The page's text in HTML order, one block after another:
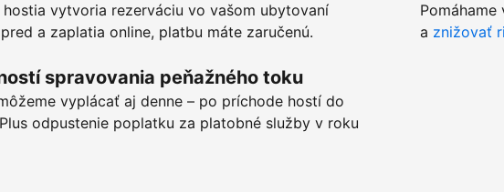
vytvoria rezerváciu vo vašom ubytovaní
a zaplatia online, platbu máte zaručenú.
spravovania peňažného toku
vyplácať aj denne – po príchode hostí do
odpustenie poplatku za platobné služby v roku
a znižovať